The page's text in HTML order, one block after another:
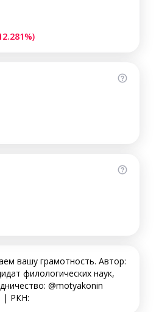
вашу грамотность. Автор:
филологических наук,
@motyakonin
| РКН: